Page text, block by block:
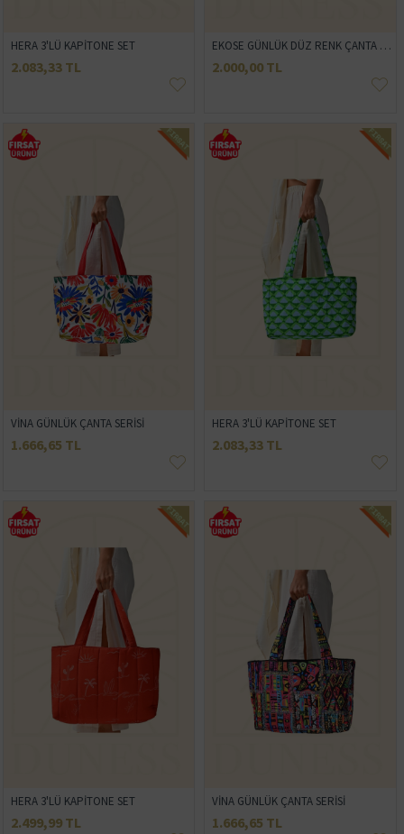
HERA 3'LÜ KAPİTONE SET
2.083,33 TL
EKOSE GÜNLÜK DÜZ RENK ÇANTA SERİSİ
2.000,00 TL
VİNA GÜNLÜK ÇANTA SERİSİ
1.666,65 TL
HERA 3'LÜ KAPİTONE SET
2.083,33 TL
HERA 3'LÜ KAPİTONE SET
2.499,99 TL
VİNA GÜNLÜK ÇANTA SERİSİ
1.666,65 TL